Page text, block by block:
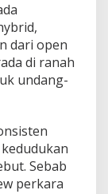
dari open
di ranah
undang-
Sebab
perkara